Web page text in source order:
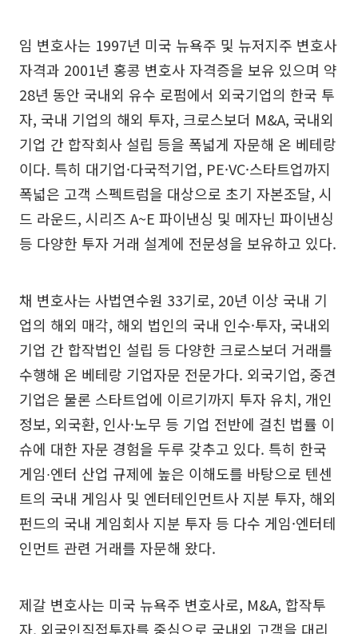
임 변호사는 1997년 미국 뉴욕주 및 뉴저지주 변호사
자격과 2001년 홍콩 변호사 자격증을 보유 있으며 약
28년 동안 국내외 유수 로펌에서 외국기업의 한국 투
자, 국내 기업의 해외 투자, 크로스보더 M&A, 국내외
기업 간 합작회사 설립 등을 폭넓게 자문해 온 베테랑
이다. 특히 대기업·다국적기업, PE·VC·스타트업까지
폭넓은 고객 스펙트럼을 대상으로 초기 자본조달, 시
드 라운드, 시리즈 A~E 파이낸싱 및 메자닌 파이낸싱
등 다양한 투자 거래 설계에 전문성을 보유하고 있다.
채 변호사는 사법연수원 33기로, 20년 이상 국내 기
업의 해외 매각, 해외 법인의 국내 인수·투자, 국내외
기업 간 합작법인 설립 등 다양한 크로스보더 거래를
수행해 온 베테랑 기업자문 전문가다. 외국기업, 중견
기업은 물론 스타트업에 이르기까지 투자 유치, 개인
정보, 외국환, 인사·노무 등 기업 전반에 걸친 법률 이
슈에 대한 자문 경험을 두루 갖추고 있다. 특히 한국
게임∙엔터 산업 규제에 높은 이해도를 바탕으로 텐센
트의 국내 게임사 및 엔터테인먼트사 지분 투자, 해외
펀드의 국내 게임회사 지분 투자 등 다수 게임·엔터테
인먼트 관련 거래를 자문해 왔다.
제갈 변호사는 미국 뉴욕주 변호사로, M&A, 합작투
자, 외국인직접투자를 중심으로 국내외 고객을 대리